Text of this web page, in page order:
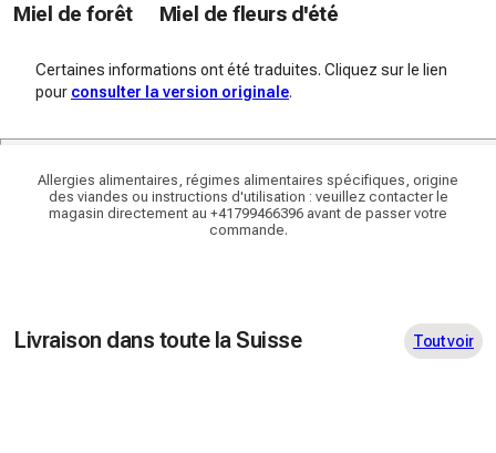
Miel de forêt Miel de fleurs d'été
Certaines informations ont été traduites. Cliquez sur le lien
pour consulter la version originale.
Allergies alimentaires, régimes alimentaires spécifiques, origine
des viandes ou instructions d'utilisation : veuillez contacter le
magasin directement au +41799466396 avant de passer votre
commande.
Livraison dans toute la Suisse Tout voir